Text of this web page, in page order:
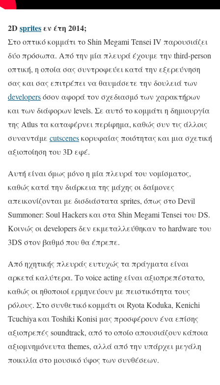
2D spritesεν έτη 2014;
Στο οπτικό κομμάτι το Shin Megami Tensei IV παρουσιάζει
δύο πρόσωπα. Από την μία πλευρά έχουμε την third-person
οπτική, η οποία σας συντροφεύει κατά την εξερεύνηση
σας και σας επιτρέπει να θαυμάσετε την δουλειά των
developersόσον αφορά τον σχεδιασμό των χαρακτήρων
και των διάφορων levels. Σε αυτό το κομμάτι η δημιουργία
της Atlus τα καταφέρνει περίφημα, καθώς συν τις άλλοις
συναντάμε cutscenesκορυφαίας ποιότητας και μια σχετική
αξιοποίηση του 3D εφέ.
Αυτή είναι όμως μόνο η μία πλευρά του νομίσματος,
καθώς κατά την διάρκεια της μάχης οι δαίμονες
απεικονίζονται με δισδιάστατα sprites, όπως στο Devil
Summoner: Soul Hackers και στα Shin Megami Tensei του DS.
Κοινώς οι developers δεν εκμεταλλεύθηκαν το hardware του
3DS στον βαθμό που θα έπρεπε.
Από ηχητικής πλευράς ευτυχώς τα πράγματα είναι
αρκετά καλύτερα. Τo voice acting είναι αξιοπρεπέστατο,
καθώς οι ηθοποιοί ερμηνεύουν με πειστικότητα τους
ρόλους. Στο συνθετικό κομμάτι οι Ryota Koduka, Kenichi
Tcuchiya και Toshiki Konisi μας προσφέρουν ένα επίσης
αξιοπρεπές soundtrack, από το οποίο απουσιάζουν κάποια
αξιομνημόνευτα themes, αλλά από την υπάρχει μεγάλη
ποικιλία στο μουσικό ύφος των συνθέσεων.